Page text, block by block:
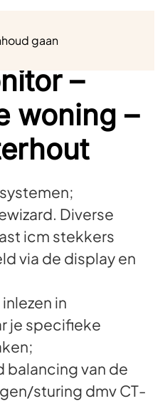
gaan
–
woning –
Diverse
icm stekkers
via de display en
in
je specifieke
balancing van de
sturing dmv CT-